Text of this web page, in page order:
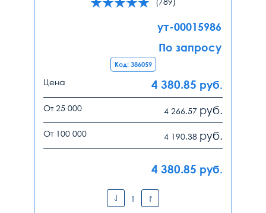
ут-00015986
По запросу
Код: 386059
Цена 4 380.85 руб.
От 25 000 4 266.57 руб.
От 100 000 4 190.38 руб.
4 380.85 руб.